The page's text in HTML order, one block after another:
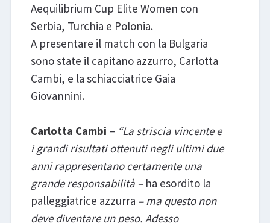
Aequilibrium Cup Elite Women con
Serbia, Turchia e Polonia.
A presentare il match con la Bulgaria
sono state il capitano azzurro, Carlotta
Cambi, e la schiacciatrice Gaia
Giovannini.
Carlotta Cambi – “La striscia vincente e
i grandi risultati ottenuti negli ultimi due
anni rappresentano certamente una
grande responsabilità – ha esordito la
palleggiatrice azzurra – ma questo non
deve diventare un peso. Adesso